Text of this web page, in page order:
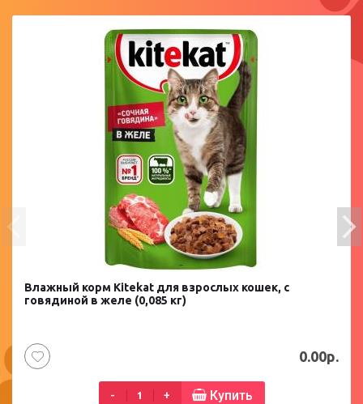
Влажный корм Kitekat для взрослых кошек, с
говядиной в желе (0,085 кг)
0.00р.
- + Купить